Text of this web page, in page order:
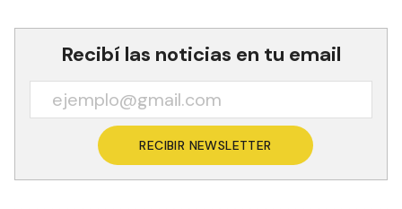
Recibí las noticias en tu email
RECIBIR NEWSLETTER